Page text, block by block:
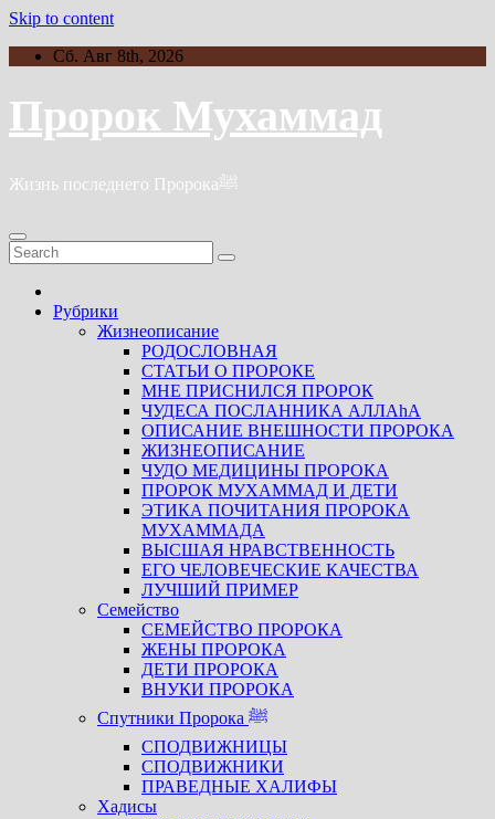
Skip to content
Сб. Авг 8th, 2026
Пророк Мухаммад
Жизнь последнего Пророкаﷺ
Рубрики
Жизнеописание
РОДОСЛОВНАЯ
СТАТЬИ О ПРОРОКЕ
МНЕ ПРИСНИЛСЯ ПРОРОК
ЧУДЕСА ПОСЛАННИКА АЛЛАhА
ОПИСАНИЕ ВНЕШНОСТИ ПРОРОКА
ЖИЗНЕОПИСАНИЕ
ЧУДО МЕДИЦИНЫ ПРОРОКА
ПРОРОК МУХАММАД И ДЕТИ
ЭТИКА ПОЧИТАНИЯ ПРОРОКА
МУХАММАДА
ВЫСШАЯ НРАВСТВЕННОСТЬ
ЕГО ЧЕЛОВЕЧЕСКИЕ КАЧЕСТВА
ЛУЧШИЙ ПРИМЕР
Семейство
СЕМЕЙСТВО ПРОРОКА
ЖЕНЫ ПРОРОКА
ДЕТИ ПРОРОКА
ВНУКИ ПРОРОКА
Спутники Пророка ﷺ
СПОДВИЖНИЦЫ
СПОДВИЖНИКИ
ПРАВЕДНЫЕ ХАЛИФЫ
Хадисы